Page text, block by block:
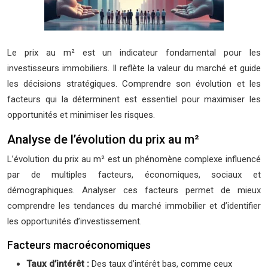
Le prix au m² est un indicateur fondamental pour les
investisseurs immobiliers. Il reflète la valeur du marché et guide
les décisions stratégiques. Comprendre son évolution et les
facteurs qui la déterminent est essentiel pour maximiser les
opportunités et minimiser les risques.
Analyse de l’évolution du prix au m²
L’évolution du prix au m² est un phénomène complexe influencé
par de multiples facteurs, économiques, sociaux et
démographiques. Analyser ces facteurs permet de mieux
comprendre les tendances du marché immobilier et d’identifier
les opportunités d’investissement.
Facteurs macroéconomiques
Taux d’intérêt : Des taux d’intérêt bas, comme ceux